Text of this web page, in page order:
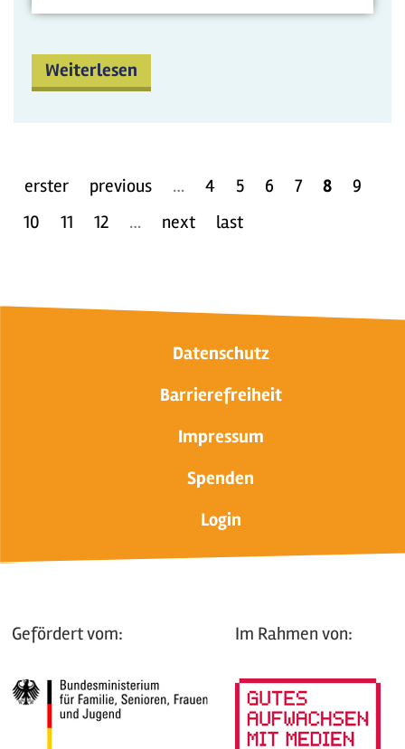
Weiterlesen
erster previous … 4 5 6 7 8
9
10
11 12 … next last
Datenschutz
Barrierefreiheit
Impressum
Spenden
Login
Gefördert vom: Im Rahmen von: